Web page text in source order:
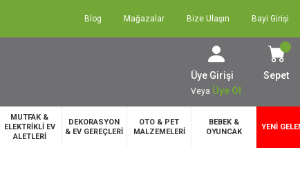
Blog Mağazalar Bize Ulaşın Bayi Girişi
Üye Girişi
Veya Üye Ol
Sepet
MUTFAK &
ELEKTRİKLİ EV
ALETLERİ
DEKORASYON
& EV GEREÇLERİ
OTO & PET
MALZEMELERİ
BEBEK &
OYUNCAK
YENİ